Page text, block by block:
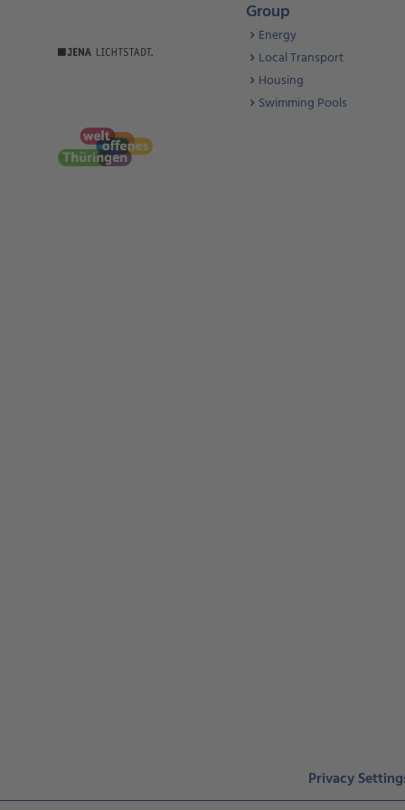
Group
Energy
Local Transport
Housing
Swimming Pools
Privacy